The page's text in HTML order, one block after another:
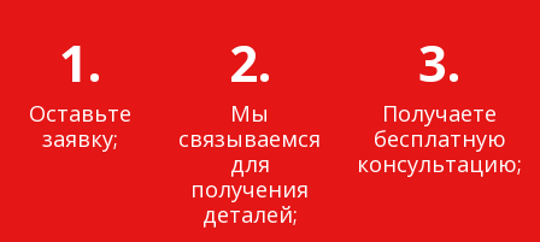
1.
Оставьте
заявку;
2.
Мы
связываемся
для
получения
деталей;
3.
Получаете
бесплатную
консультацию;